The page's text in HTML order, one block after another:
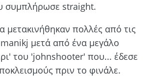
συμπλήρωσε straight.
μετακινήθηκαν πολλές από τις
μετά από ένα μεγάλο
του 'johnshooter' που... έδεσε
πριν το φινάλε.